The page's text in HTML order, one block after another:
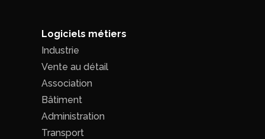
Logiciels métiers
Industrie
Vente au détail
Association
Bâtiment
Administration
Transport